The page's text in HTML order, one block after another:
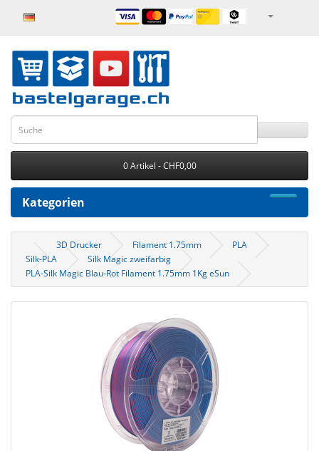
0 Artikel - CHF0,00
Kategorien
3D Drucker Filament 1.75mm
PLA
Silk-PLA
Silk Magic zweifarbig
PLA-Silk Magic Blau-Rot Filament 1.75mm 1Kg eSun